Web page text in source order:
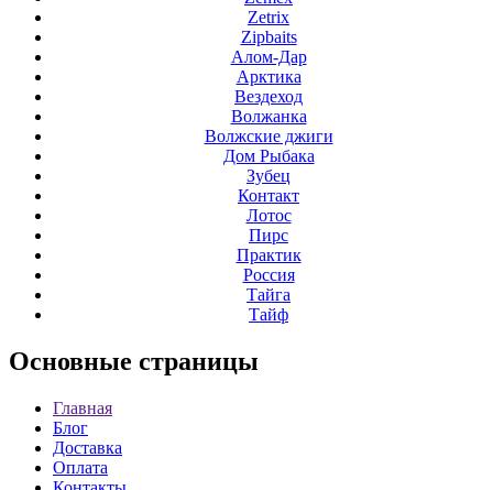
Zetrix
Zipbaits
Алом-Дар
Арктика
Вездеход
Волжанка
Волжские джиги
Дом Рыбака
Зубец
Контакт
Лотос
Пирс
Практик
Россия
Тайга
Тайф
Основные страницы
Главная
Блог
Доставка
Оплата